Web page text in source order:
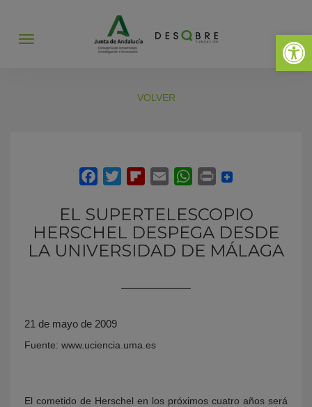
Abrir
Abrir
VOLVER
EL SUPERTELESCOPIO
HERSCHEL DESPEGA DESDE
LA UNIVERSIDAD DE MÁLAGA
21 de mayo de 2009
Fuente: www.uciencia.uma.es
El cometido de Herschel en los próximos cuatro años será